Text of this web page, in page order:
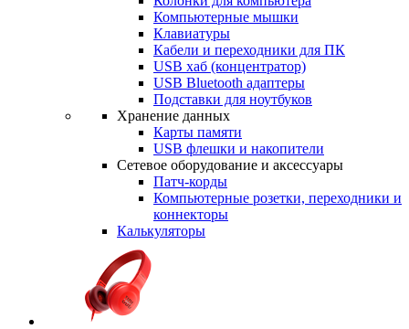
Компьютерные мышки
Клавиатуры
Кабели и переходники для ПК
USB хаб (концентратор)
USB Bluetooth адаптеры
Подставки для ноутбуков
Хранение данных
Карты памяти
USB флешки и накопители
Сетевое оборудование и аксессуары
Патч-корды
Компьютерные розетки, переходники и
коннекторы
Калькуляторы